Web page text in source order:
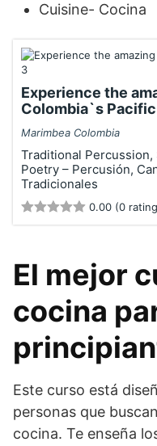
Cuisine- Cocina
Experience the
Colombia`s
Marimbea Colombia
Traditional Percussion,
Poetry – Percusión,
Tradicionales
0.00 (0
El mejor
cocina
Este curso está
personas que
cocina. Te enseña